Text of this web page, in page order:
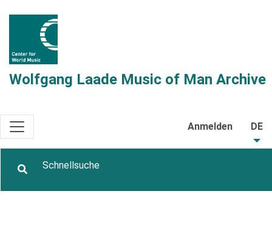
Wolfgang Laade Music of Man Archive
Anmelden DE